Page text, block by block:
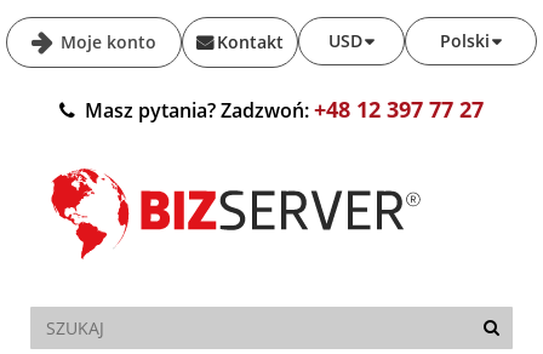
Moje konto Polski
USD
Kontakt
Masz pytania? Zadzwoń:+48 12 397 77 27